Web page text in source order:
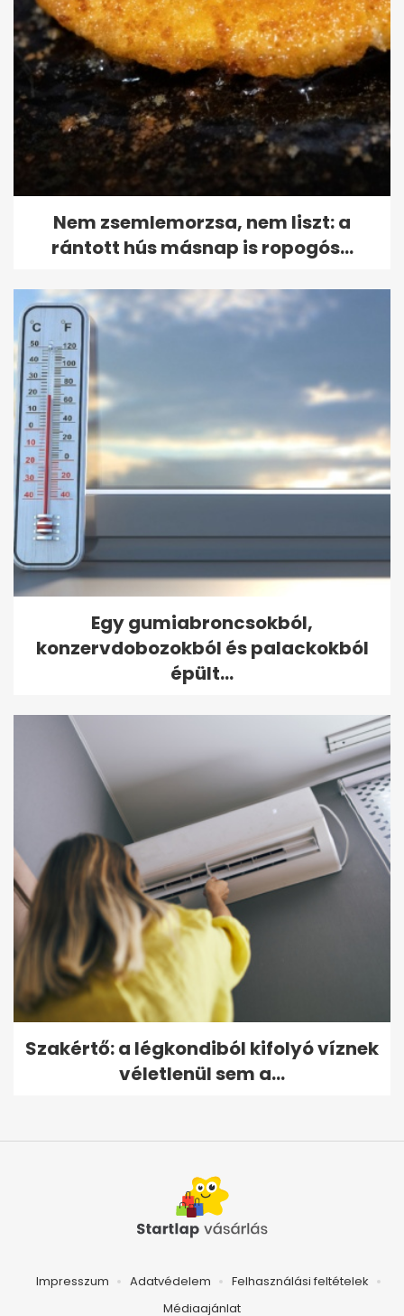
Nem zsemlemorzsa, nem liszt: a
rántott hús másnap is ropogós...
Egy gumiabroncsokból,
konzervdobozokból és palackokból
épült...
Szakértő: a légkondiból kifolyó víznek
véletlenül sem a...
Impresszum Adatvédelem
Felhasználási feltételek
Médiaajánlat